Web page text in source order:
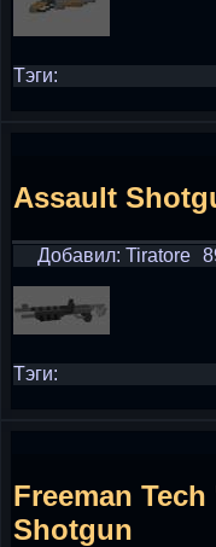
Тэги:
Assault
Добавил: Tiratore
Тэги:
Freeman
Shotgun